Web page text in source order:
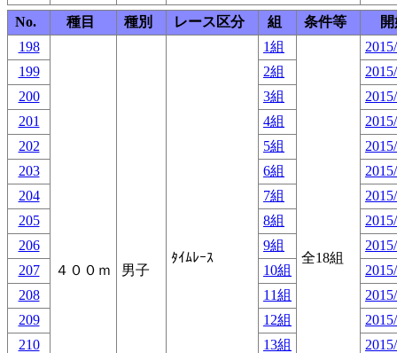
No.
種目 種別 レース区分 組 条件等
198
４００ｍ 男子
ﾀｲﾑﾚｰｽ
1組
全18組
199
2組
200
3組
201
4組
202
5組
203
6組
204
7組
205
8組
206
9組
207
10組
208
11組
209
12組
210
13組